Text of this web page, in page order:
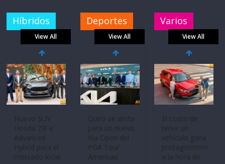
Híbridos
View All
Honda ZR-V
Advanced
Hybrid para el
mercado local
23 de julio de
Deportes
View All
La FEDAK
recibe 12
Sinotruk
Bolden para
cubrir las rutas
de La Vuelta
31 de julio de
2026
Varios
View All
tener un
vehículo gana
protagonismo
a la hora de
decidir